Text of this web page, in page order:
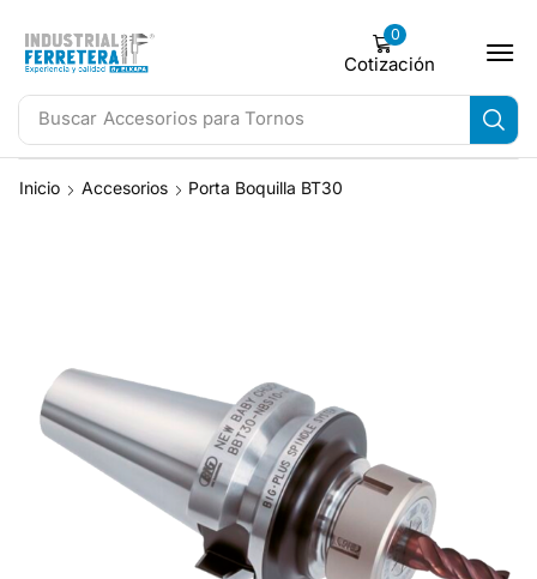
Buscar Accesorios para Tornos
0
Cotización
Inicio Accesorios Porta Boquilla BT30